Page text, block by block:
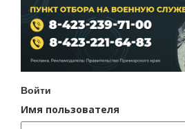
Войти
Имя пользователя